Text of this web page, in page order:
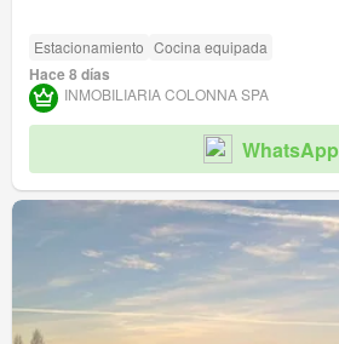
Estacionamiento Cocina equipada
Hace 8 días
INMOBILIARIA COLONNA SPA
WhatsApp